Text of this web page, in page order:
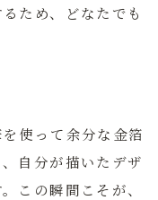
ため、どなたでも
使って余分な金箔
自分が描いたデザ
この瞬間こそが、